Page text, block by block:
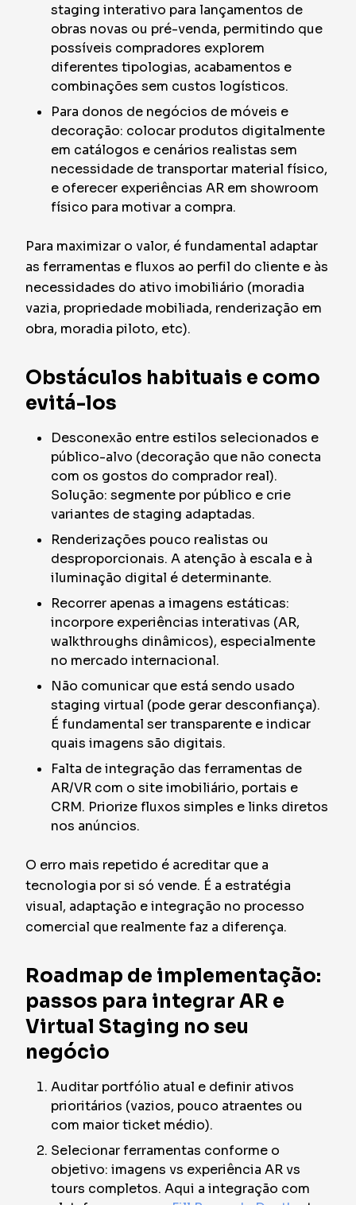
staging interativo para lançamentos de
obras novas ou pré-venda, permitindo que
possíveis compradores explorem
diferentes tipologias, acabamentos e
combinações sem custos logísticos.
Para donos de negócios de móveis e
decoração: colocar produtos digitalmente
em catálogos e cenários realistas sem
necessidade de transportar material físico,
e oferecer experiências AR em showroom
físico para motivar a compra.
Para maximizar o valor, é fundamental adaptar
as ferramentas e fluxos ao perfil do cliente e às
necessidades do ativo imobiliário (moradia
vazia, propriedade mobiliada, renderização em
obra, moradia piloto, etc).
Obstáculos habituais e como
evitá-los
Desconexão entre estilos selecionados e
público-alvo (decoração que não conecta
com os gostos do comprador real).
Solução: segmente por público e crie
variantes de staging adaptadas.
Renderizações pouco realistas ou
desproporcionais. A atenção à escala e à
iluminação digital é determinante.
Recorrer apenas a imagens estáticas:
incorpore experiências interativas (AR,
walkthroughs dinâmicos), especialmente
no mercado internacional.
Não comunicar que está sendo usado
staging virtual (pode gerar desconfiança).
É fundamental ser transparente e indicar
quais imagens são digitais.
Falta de integração das ferramentas de
AR/VR com o site imobiliário, portais e
CRM. Priorize fluxos simples e links diretos
nos anúncios.
O erro mais repetido é acreditar que a
tecnologia por si só vende. É a estratégia
visual, adaptação e integração no processo
comercial que realmente faz a diferença.
Roadmap de implementação:
passos para integrar AR e
Virtual Staging no seu
negócio
Auditar portfólio atual e definir ativos
prioritários (vazios, pouco atraentes ou
com maior ticket médio).
Selecionar ferramentas conforme o
objetivo: imagens vs experiência AR vs
tours completos. Aqui a integração com